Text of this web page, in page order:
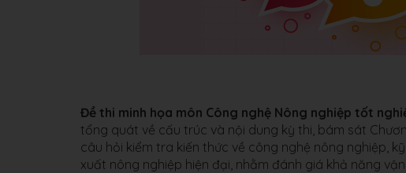
Đề thi minh họa môn Công nghệ Nông nghiệp tốt
tổng quát về cấu trúc và nội dung kỳ thi, bám sát
câu hỏi kiểm tra kiến thức về công nghệ nông nghiệp,
xuất nông nghiệp hiện đại, nhằm đánh giá khả năng